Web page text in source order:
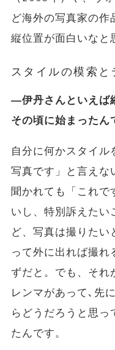
ど海外の写真家の作
縦位置が面白いなと
スタイルの模索
―伊丹さんといえば
その頃に始まったん
自分に何かスタイ
写真です」と言えな
聞かれても「これで
いし、特別訴えたい
ど、写真は撮りた
って外に出れば撮れ
ずだと。でも、それ
レンマがあって､先
らどうだろうと思っ
たんです。